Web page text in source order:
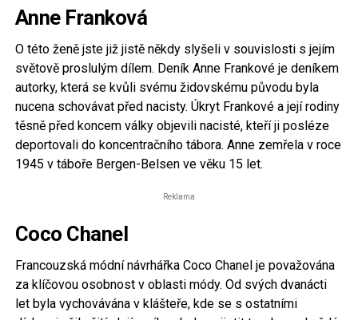
Anne Franková
O této ženě jste již jistě někdy slyšeli v souvislosti s jejím
světově proslulým dílem. Deník Anne Frankové je deníkem
autorky, která se kvůli svému židovskému původu byla
nucena schovávat před nacisty. Úkryt Frankové a její rodiny
těsně před koncem války objevili nacisté, kteří ji posléze
deportovali do koncentračního tábora. Anne zemřela v roce
1945 v táboře Bergen-Belsen ve věku 15 let.
Reklama
Coco Chanel
Francouzská módní návrhářka Coco Chanel je považována
za klíčovou osobnost v oblasti módy. Od svých dvanácti
let byla vychovávána v klášteře, kde se s ostatními